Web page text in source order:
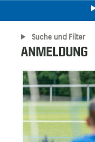
Suche und Filter
ANMELDUNG